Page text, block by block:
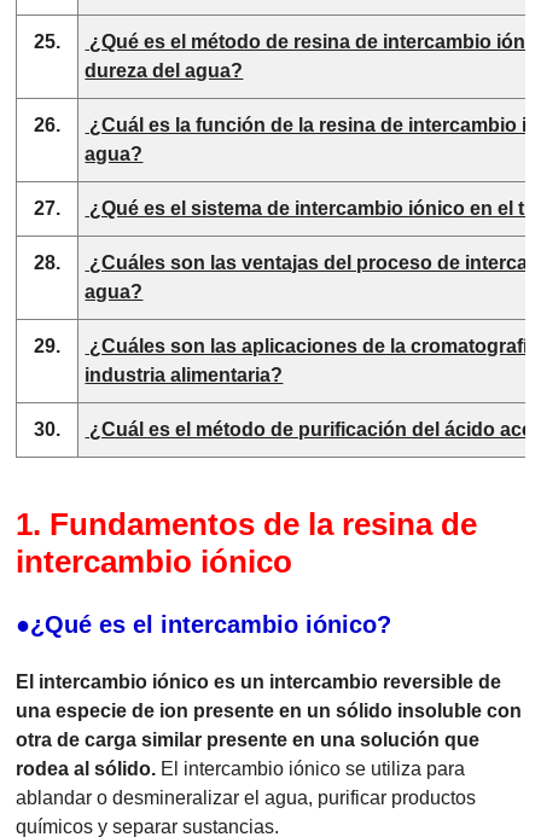
25.
¿Qué es el método de resina de intercambio
dureza del agua?
26.
¿Cuál es la función de la resina de intercambio
agua?
27. ¿Qué es el sistema de intercambio iónico en el
28.
¿Cuáles son las ventajas del proceso de
agua?
29.
¿Cuáles son las aplicaciones de la
industria alimentaria?
30. ¿Cuál es el método de purificación del ácido
1. Fundamentos de la resina de
intercambio iónico
●¿Qué es el intercambio iónico?
El intercambio iónico es un intercambio reversible de
una especie de ion presente en un sólido insoluble con
otra de carga similar presente en una solución que
rodea al sólido. El intercambio iónico se utiliza para
ablandar o desmineralizar el agua, purificar productos
químicos y separar sustancias.